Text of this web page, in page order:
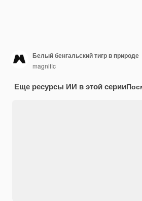
Белый бенгальский тигр в природе
magnific
Еще ресурсы ИИ в этой серии